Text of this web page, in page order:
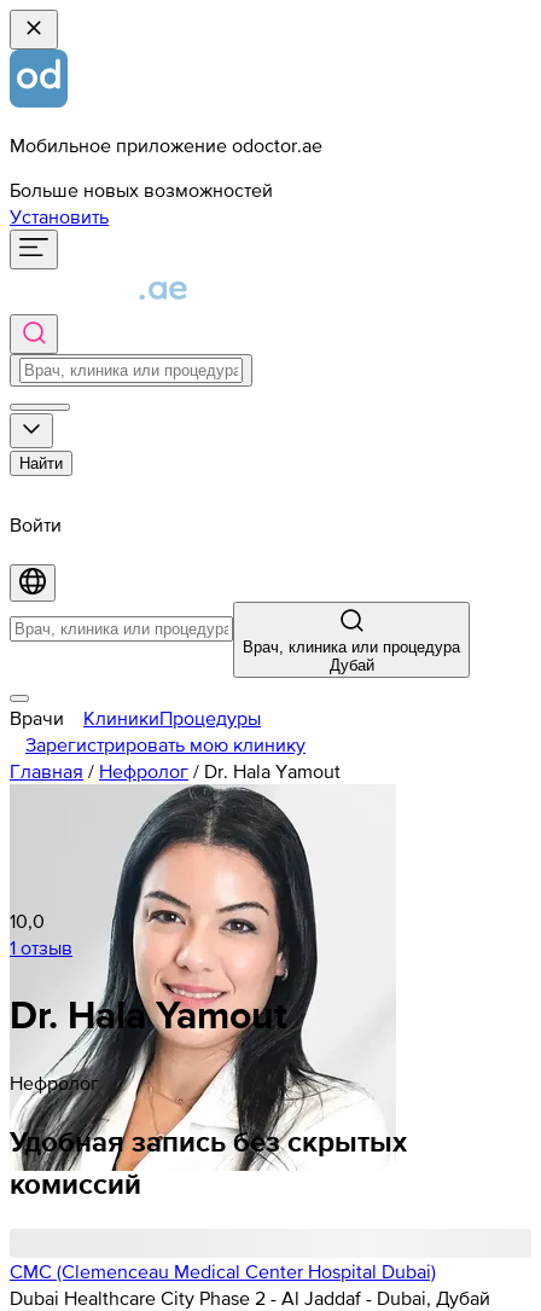
Мобильное приложение odoctor.ae
Больше новых возможностей
Установить
Найти
Войти
Врач, клиника или процедура
Дубай
Врачи КлиникиПроцедуры
Зарегистрировать мою клинику
Главная / Нефролог / Dr. Hala Yamout
10,0
1 отзыв
Dr. Hala Yamout
Нефролог
Удобная запись без скрытых
комиссий
CMC (Clemenceau Medical Center Hospital Dubai)
Dubai Healthcare City Phase 2 - Al Jaddaf - Dubai, Дубай